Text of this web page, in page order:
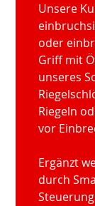
Unsere
oder
Griff mit
unseres
Riegeln
vor
Ergänzt
durch